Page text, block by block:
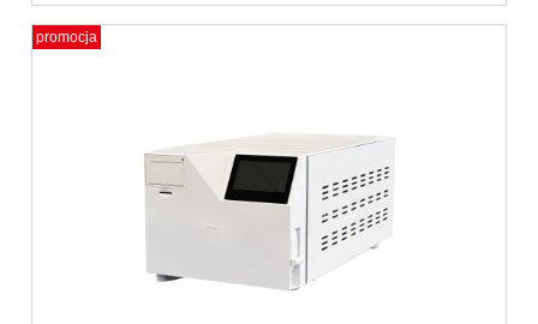
promocja